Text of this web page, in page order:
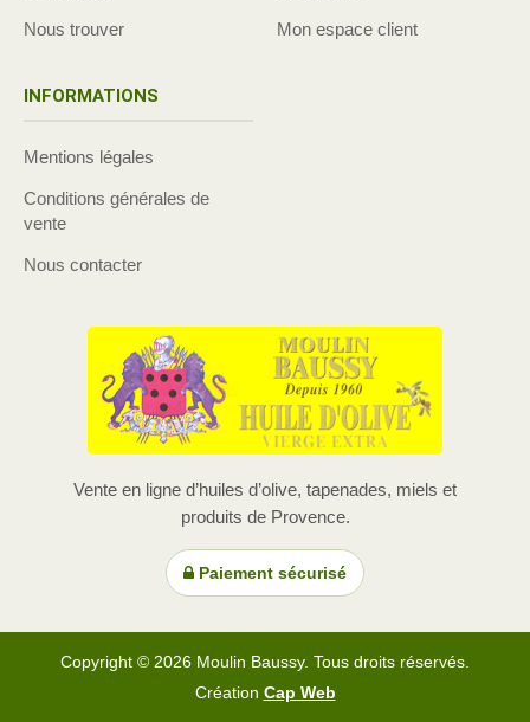
Nous trouver Mon espace client
INFORMATIONS
Mentions légales
Conditions générales de
vente
Nous contacter
Vente en ligne d’huiles d’olive, tapenades, miels et
produits de Provence.
Paiement sécurisé
Copyright © 2026 Moulin Baussy. Tous droits réservés.
Création Cap Web